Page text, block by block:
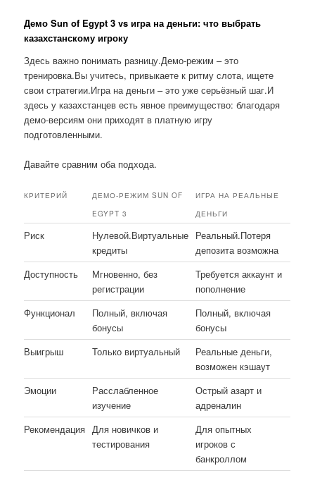
Демо Sun of Egypt 3 vs игра на деньги: что выбрать
казахстанскому игроку
Здесь важно понимать разницу.Демо-режим – это
тренировка.Вы учитесь, привыкаете к ритму слота, ищете
свои стратегии.Игра на деньги – это уже серьёзный шаг.И
здесь у казахстанцев есть явное преимущество: благодаря
демо-версиям они приходят в платную игру
подготовленными.
Давайте сравним оба подхода.
КРИТЕРИЙ
ДЕМО-РЕЖИМ SUN OF
EGYPT 3
ИГРА НА РЕАЛЬНЫЕ
ДЕНЬГИ
Риск
Нулевой.Виртуальные
кредиты
Реальный.Потеря
депозита возможна
Доступность
Мгновенно, без
регистрации
Требуется аккаунт и
пополнение
Функционал
Полный, включая
бонусы
Полный, включая
бонусы
Выигрыш
Только виртуальный
Реальные деньги,
возможен кэшаут
Эмоции
Расслабленное
изучение
Острый азарт и
адреналин
Рекомендация Для новичков и
тестирования
Для опытных
игроков с
банкроллом